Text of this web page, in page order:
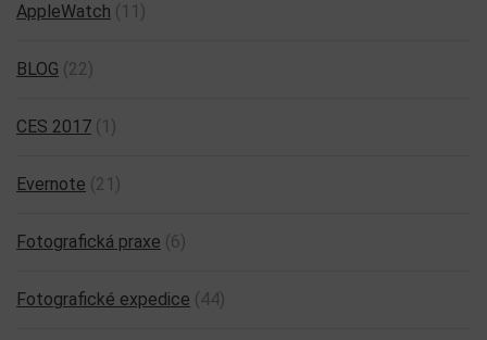
AppleWatch (11)
BLOG (22)
CES 2017 (1)
Evernote (21)
Fotografická praxe (6)
Fotografické expedice (44)